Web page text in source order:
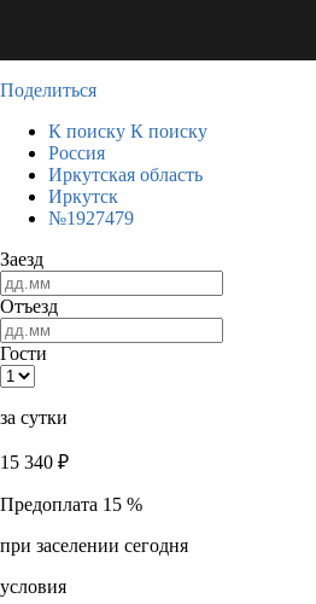
Поделиться
К поиску К поиску
Россия
Иркутская область
Иркутск
№1927479
Заезд
Отъезд
Гости
за сутки
15 340 ₽
Предоплата 15 %
при заселении сегодня
условия